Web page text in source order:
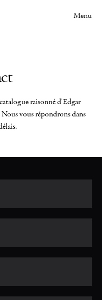
Menu
raisonné d'Edgar
Nous vous répondrons dans